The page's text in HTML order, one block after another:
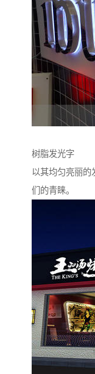
树脂发光字
以其均匀亮丽的
们的青睐。